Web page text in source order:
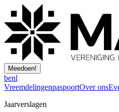
Meedoen!
benl
VreemdelingenpaspoortOver ons
Jaarverslagen